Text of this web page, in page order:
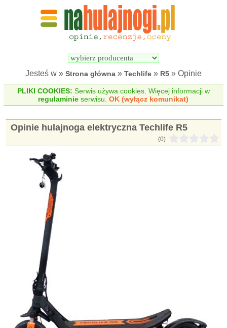
Wyszukiwarka
elektrycznych
Jesteś w » Strona główna » Techlife » R5 » Opinie
PLIKI COOKIES: Serwis używa cookies. Więcej informacji w
regulaminie serwisu.OK (wyłącz komunikat)
Opinie hulajnoga elektryczna Techlife R5
(0)